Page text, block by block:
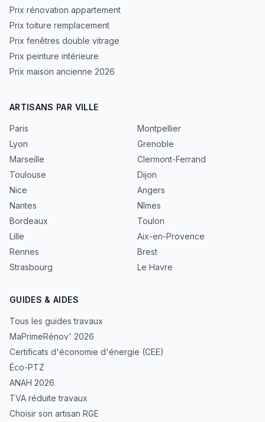
Prix rénovation appartement
Prix toiture remplacement
Prix fenêtres double vitrage
Prix peinture intérieure
Prix maison ancienne 2026
ARTISANS PAR VILLE
Paris
Lyon
Marseille
Toulouse
Nice
Nantes
Bordeaux
Lille
Rennes
Strasbourg
Montpellier
Grenoble
Clermont-Ferrand
Dijon
Angers
Nîmes
Toulon
Aix-en-Provence
Brest
Le Havre
GUIDES & AIDES
Tous les guides travaux
MaPrimeRénov' 2026
Certificats d'économie d'énergie (CEE)
Éco-PTZ
ANAH 2026
TVA réduite travaux
Choisir son artisan RGE